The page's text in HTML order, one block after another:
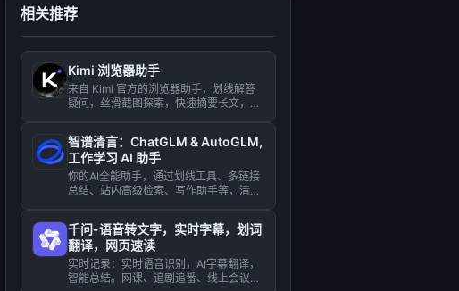
相关推荐
Kimi 浏览器助手
来自 Kimi 官方的浏览器助手，划线解答
疑问，丝滑截图探索，快速摘要长文，文
智谱清言：ChatGLM & AutoGLM,
工作学习 AI 助手
你的AI全能助手，通过划线工具、多链接
总结、站内高级检索、写作助手等，清言
千问-语音转文字，实时字幕，划词
翻译，网页速读
实时记录：实时语音识别，AI字幕翻译，
智能总结。网课、追剧追番、线上会议必